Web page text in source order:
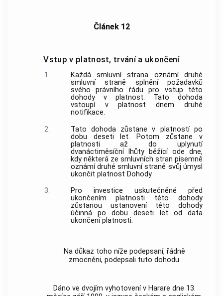
Článek 12
Vstup v platnost, trvání a ukončení
1.
Každá smluvní strana oznámí druhé
smluvní straně splnění požadavků
svého právního řádu pro vstup této
dohody v platnost. Tato dohoda
vstoupí v platnost dnem druhé
notifikace.
2.
Tato dohoda zůstane v platností po
dobu deseti let. Potom zůstane v
platnosti až do uplynutí
dvanáctiměsíční lhůty běžící ode dne,
kdy některá ze smluvních stran písemně
oznámí druhé smluvní straně svůj úmysl
ukončit platnost Dohody.
3.
Pro investice uskutečněné před
ukončením platnosti této dohody
zůstanou ustanovení této dohody
účinná po dobu deseti let od data
ukončení platnosti.
Na důkaz toho níže podepsaní, řádně
zmocněni, podepsali tuto dohodu.
Dáno ve dvojím vyhotovení v Harare dne 13.